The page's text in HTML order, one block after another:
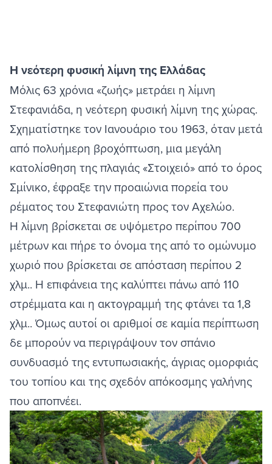
Η νεότερη φυσική λίμνη της Ελλάδας
Μόλις 63 χρόνια «ζωής» μετράει η λίμνη
Στεφανιάδα, η νεότερη φυσική λίμνη της χώρας.
Σχηματίστηκε τον Ιανουάριο του 1963, όταν μετά
από πολυήμερη βροχόπτωση, μια μεγάλη
κατολίσθηση της πλαγιάς «Στοιχειό» από το όρος
Σμίνικο, έφραξε την προαιώνια πορεία του
ρέματος του Στεφανιώτη προς τον Αχελώο.
Η λίμνη βρίσκεται σε υψόμετρο περίπου 700
μέτρων και πήρε το όνομα της από το ομώνυμο
χωριό που βρίσκεται σε απόσταση περίπου 2
χλμ.. Η επιφάνεια της καλύπτει πάνω από 110
στρέμματα και η ακτογραμμή της φτάνει τα 1,8
χλμ.. Όμως αυτοί οι αριθμοί σε καμία περίπτωση
δε μπορούν να περιγράψουν τον σπάνιο
συνδυασμό της εντυπωσιακής, άγριας ομορφιάς
του τοπίου και της σχεδόν απόκοσμης γαλήνης
που αποπνέει.
Image